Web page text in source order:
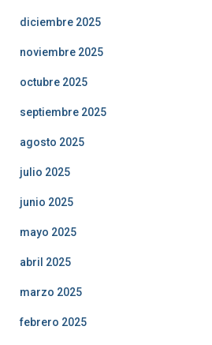
diciembre 2025
noviembre 2025
octubre 2025
septiembre 2025
agosto 2025
julio 2025
junio 2025
mayo 2025
abril 2025
marzo 2025
febrero 2025